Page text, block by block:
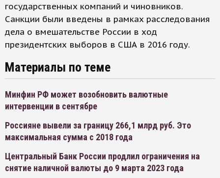
государственных компаний и чиновников.
Санкции были введены в рамках расследования
дела о вмешательстве России в ход
президентских выборов в США в 2016 году.
Материалы по теме
Минфин РФ может возобновить валютные
интервенции в сентябре
Россияне вывели за границу 266,1 млрд руб. Это
максимальная сумма с 2018 года
Центральный Банк России продлил ограничения на
снятие наличной валюты до 9 марта 2023 года